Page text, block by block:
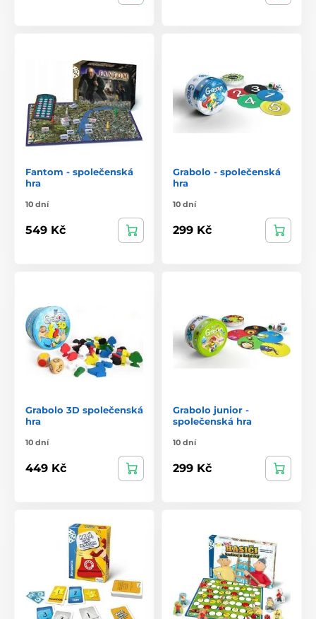
Fantom - společenská
hra
10 dní
549 Kč
Grabolo - společenská
hra
10 dní
299 Kč
Grabolo 3D společenská
hra
10 dní
449 Kč
Grabolo junior -
společenská hra
10 dní
299 Kč